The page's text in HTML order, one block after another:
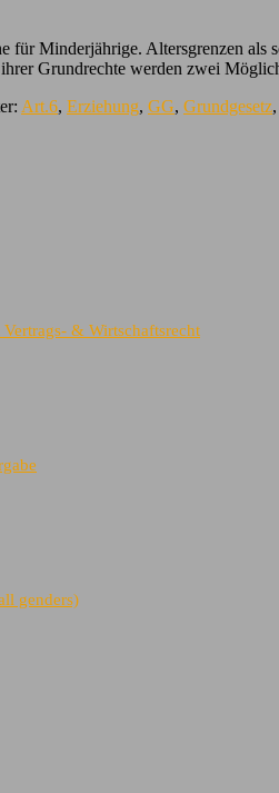
für Minderjährige. Altersgrenzen
Grundrechte werden zwei
Art.6, Erziehung, GG, Grundgesetz,
& Wirtschaftsrecht
genders)